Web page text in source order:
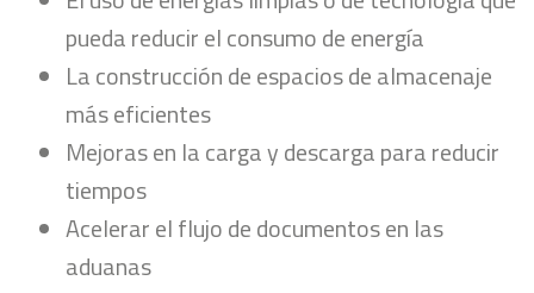
pueda reducir el consumo de energía
La construcción de espacios de almacenaje
más eficientes
Mejoras en la carga y descarga para reducir
tiempos
Acelerar el flujo de documentos en las
aduanas